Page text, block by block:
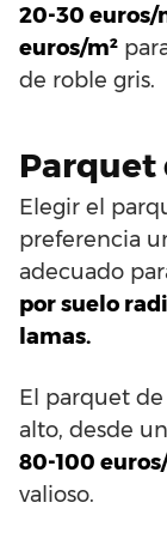
20-30 euros/
euros/m²
de roble gris.
Parquet
Elegir el
preferencia
adecuado
por suelo
lamas.
El parquet
alto, desde
80-100
valioso.